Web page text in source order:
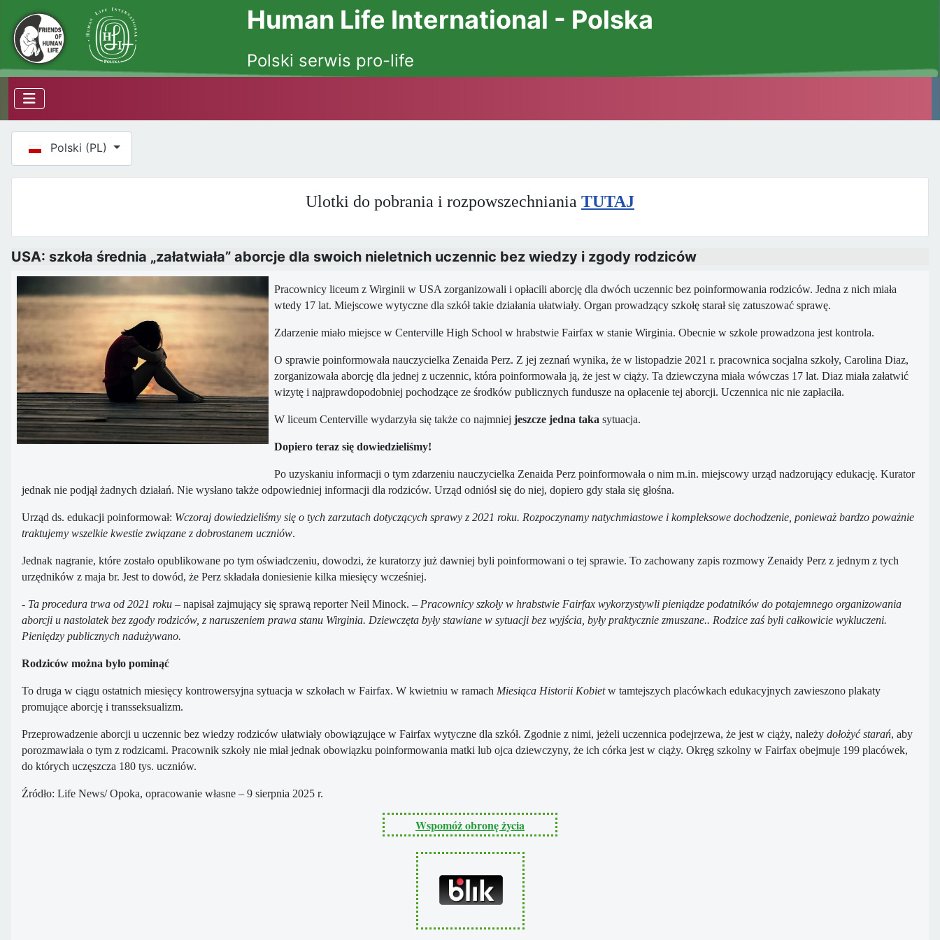
Human Life International - Polska
Polski serwis pro-life
Wybierz swój język
Polski (PL)
Ulotki do pobrania i rozpowszechniania TUTAJ
USA: szkoła średnia „załatwiała” aborcje dla swoich nieletnich uczennic bez wiedzy i zgody rodziców
Pracownicy liceum z Wirginii w USA zorganizowali i opłacili aborcję dla dwóch uczennic bez poinformowania rodziców. Jedna z nich miała
wtedy 17 lat. Miejscowe wytyczne dla szkół takie działania ułatwiały. Organ prowadzący szkołę starał się zatuszować sprawę.
Zdarzenie miało miejsce w Centerville High School w hrabstwie Fairfax w stanie Wirginia. Obecnie w szkole prowadzona jest kontrola.
O sprawie poinformowała nauczycielka Zenaida Perz. Z jej zeznań wynika, że w listopadzie 2021 r. pracownica socjalna szkoły, Carolina Diaz,
zorganizowała aborcję dla jednej z uczennic, która poinformowała ją, że jest w ciąży. Ta dziewczyna miała wówczas 17 lat. Diaz miała załatwić
wizytę i najprawdopodobniej pochodzące ze środków publicznych fundusze na opłacenie tej aborcji. Uczennica nic nie zapłaciła.
W liceum Centerville wydarzyła się także co najmniej jeszcze jedna taka sytuacja.
Dopiero teraz się dowiedzieliśmy!
Po uzyskaniu informacji o tym zdarzeniu nauczycielka Zenaida Perz poinformowała o nim m.in. miejscowy urząd nadzorujący edukację. Kurator
jednak nie podjął żadnych działań. Nie wysłano także odpowiedniej informacji dla rodziców. Urząd odniósł się do niej, dopiero gdy stała się głośna.
Urząd ds. edukacji poinformował: Wczoraj dowiedzieliśmy się o tych zarzutach dotyczących sprawy z 2021 roku. Rozpoczynamy natychmiastowe i kompleksowe dochodzenie, ponieważ bardzo poważnie
traktujemy wszelkie kwestie związane z dobrostanem uczniów.
Jednak nagranie, które zostało opublikowane po tym oświadczeniu, dowodzi, że kuratorzy już dawniej byli poinformowani o tej sprawie. To zachowany zapis rozmowy Zenaidy Perz z jednym z tych
urzędników z maja br. Jest to dowód, że Perz składała doniesienie kilka miesięcy wcześniej.
- Ta procedura trwa od 2021 roku – napisał zajmujący się sprawą reporter Neil Minock. – Pracownicy szkoły w hrabstwie Fairfax wykorzystywli pieniądze podatników do potajemnego organizowania
aborcji u nastolatek bez zgody rodziców, z naruszeniem prawa stanu Wirginia. Dziewczęta były stawiane w sytuacji bez wyjścia, były praktycznie zmuszane.. Rodzice zaś byli całkowicie wykluczeni.
Pieniędzy publicznych nadużywano.
Rodziców można było pominąć
To druga w ciągu ostatnich miesięcy kontrowersyjna sytuacja w szkołach w Fairfax. W kwietniu w ramach Miesiąca Historii Kobietw tamtejszych placówkach edukacyjnych zawieszono plakaty
promujące aborcję i transseksualizm.
Przeprowadzenie aborcji u uczennic bez wiedzy rodziców ułatwiały obowiązujące w Fairfax wytyczne dla szkół. Zgodnie z nimi, jeżeli uczennica podejrzewa, że jest w ciąży, należy dołożyć starań, aby
porozmawiała o tym z rodzicami. Pracownik szkoły nie miał jednak obowiązku poinformowania matki lub ojca dziewczyny, że ich córka jest w ciąży. Okręg szkolny w Fairfax obejmuje 199 placówek,
do których uczęszcza 180 tys. uczniów.
Źródło: Life News/ Opoka, opracowanie własne – 9 sierpnia 2025 r.
Wspomóż obronę życia